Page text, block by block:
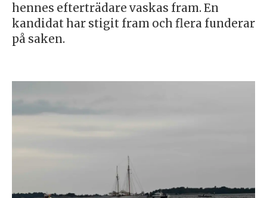
hennes efterträdare vaskas fram. En
kandidat har stigit fram och flera funderar
på saken.